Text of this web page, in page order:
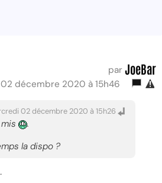
par JoeBar
décembre 2020 à 15h46
02 décembre 2020 à 15h26
.
la dispo ?